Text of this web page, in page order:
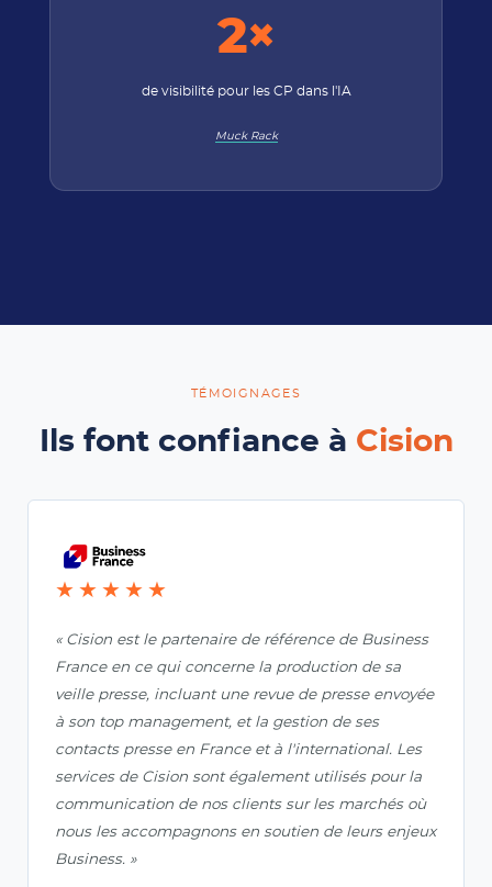
2×
de visibilité pour les CP dans l'IA
Muck Rack
TÉMOIGNAGES
Ils font confiance à Cision
★★★★★
« Cision est le partenaire de référence de Business
France en ce qui concerne la production de sa
veille presse, incluant une revue de presse envoyée
à son top management, et la gestion de ses
contacts presse en France et à l'international. Les
services de Cision sont également utilisés pour la
communication de nos clients sur les marchés où
nous les accompagnons en soutien de leurs enjeux
Business. »